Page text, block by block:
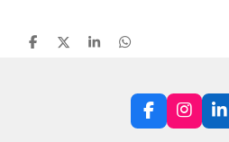
D
D
S
D
F
a
I
n
L
i